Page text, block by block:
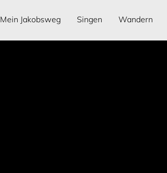
Mein Jakobsweg Singen Wandern